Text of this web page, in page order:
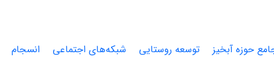
حوزه آبخیز توسعه روستایی شبکه‌های اجتماعی
انسجام